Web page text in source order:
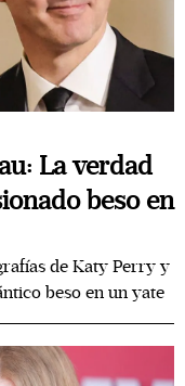
La verdad
beso en
de Katy Perry y
beso en un yate